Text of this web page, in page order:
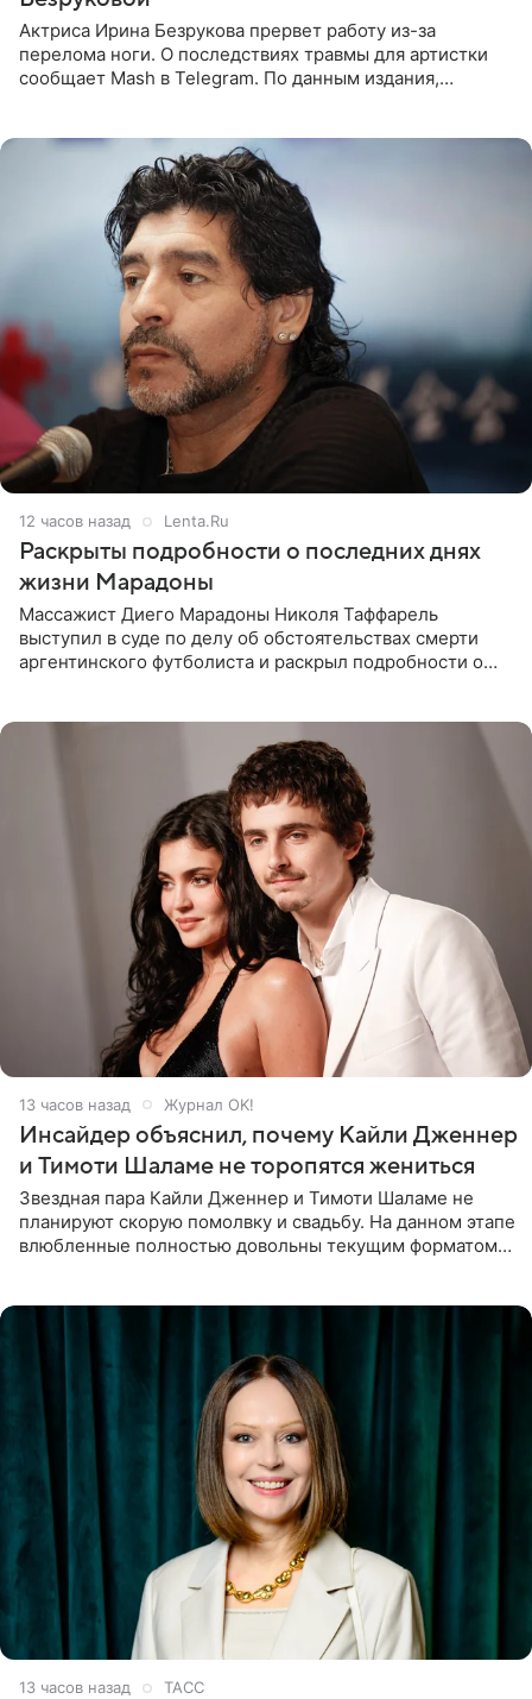
Актриса Ирина Безрукова прервет работу из-за
перелома ноги. О последствиях травмы для артистки
сообщает Mash в Telegram. По данным издания,
12 часов назад Lenta.Ru
Раскрыты подробности о последних днях
жизни Марадоны
Массажист Диего Марадоны Николя Таффарель
выступил в суде по делу об обстоятельствах смерти
аргентинского футболиста и раскрыл подробности о
13 часов назад Журнал OK!
Инсайдер объяснил, почему Кайли Дженнер
и Тимоти Шаламе не торопятся жениться
Звездная пара Кайли Дженнер и Тимоти Шаламе не
планируют скорую помолвку и свадьбу. На данном этапе
влюбленные полностью довольны текущим форматом
13 часов назад ТАСС